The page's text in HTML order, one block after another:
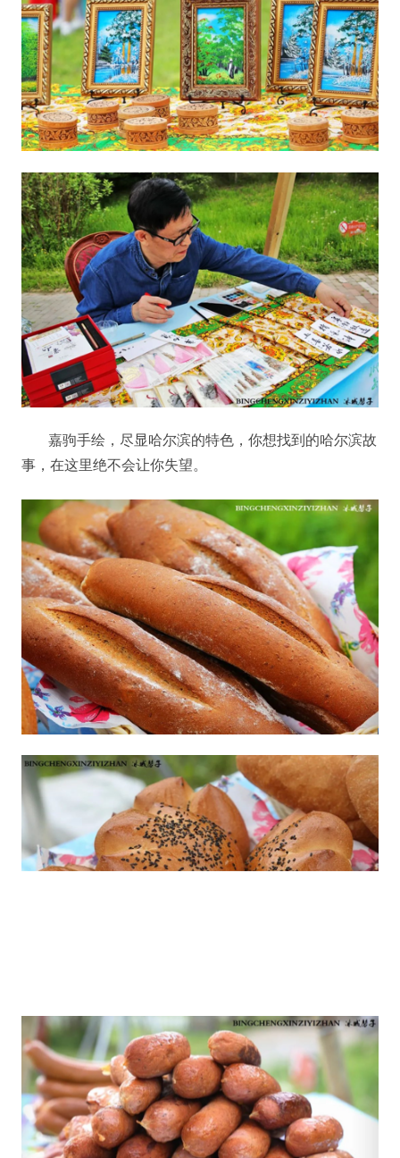
嘉驹手绘，尽显哈尔滨的特色，你想找到的哈尔滨故
事，在这里绝不会让你失望。